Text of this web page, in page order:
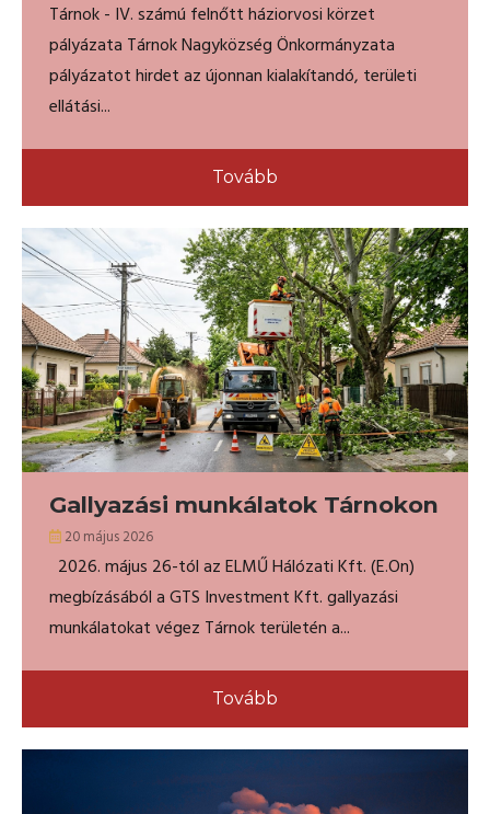
Tárnok - IV. számú felnőtt háziorvosi körzet
pályázata Tárnok Nagyközség Önkormányzata
pályázatot hirdet az újonnan kialakítandó, területi
ellátási...
Tovább
Gallyazási munkálatok Tárnokon
20 május 2026
2026. május 26-tól az ELMŰ Hálózati Kft. (E.On)
megbízásából a GTS Investment Kft. gallyazási
munkálatokat végez Tárnok területén a...
Tovább